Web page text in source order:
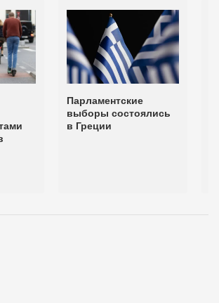
Парламентские
выборы состоялись
в Греции